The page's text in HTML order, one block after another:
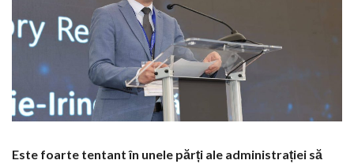
Este foarte tentant în unele părți ale administrației să